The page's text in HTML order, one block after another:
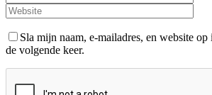
Sla mijn naam, e-mailadres, en website
de volgende keer.